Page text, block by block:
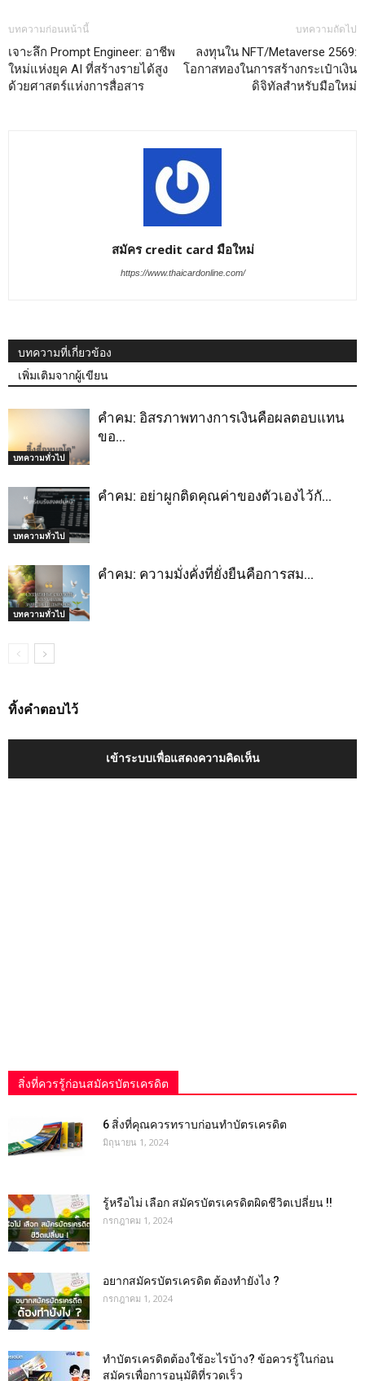
บทความก่อนหน้านี้
เจาะลึก Prompt Engineer: อาชีพ
ใหม่แห่งยุค AI ที่สร้างรายได้สูง
ด้วยศาสตร์แห่งการสื่อสาร
บทความถัดไป
ลงทุนใน NFT/Metaverse 2569:
โอกาสทองในการสร้างกระเป๋าเงิน
ดิจิทัลสำหรับมือใหม่
สมัคร credit card มือใหม่
https://www.thaicardonline.com/
บทความที่เกี่ยวข้อง
เพิ่มเติมจากผู้เขียน
บทความทั่วไป
คำคม: อิสรภาพทางการเงินคือผลตอบแทน
ขอ…
บทความทั่วไป
คำคม: อย่าผูกติดคุณค่าของตัวเองไว้กั…
บทความทั่วไป
คำคม: ความมั่งคั่งที่ยั่งยืนคือการสม…
ทิ้งคำตอบไว้
เข้าระบบเพื่อแสดงความคิดเห็น
สิ่งที่ควรรู้ก่อนสมัครบัตรเครดิต
6 สิ่งที่คุณควรทราบก่อนทำบัตรเครดิต
มิถุนายน 1, 2024
รู้หรือไม่ เลือก สมัครบัตรเครดิตผิดชีวิตเปลี่ยน !!
กรกฎาคม 1, 2024
อยากสมัครบัตรเครดิต ต้องทำยังไง ?
กรกฎาคม 1, 2024
ทําบัตรเครดิตต้องใช้อะไรบ้าง? ข้อควรรู้ในก่อน
สมัครเพื่อการอนุมัติที่รวดเร็ว